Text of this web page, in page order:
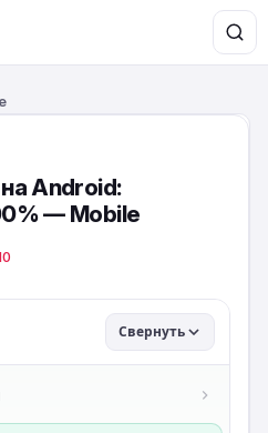
Android:
— Mobile
Свернуть